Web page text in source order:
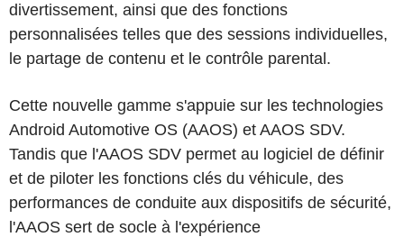
divertissement, ainsi que des fonctions
personnalisées telles que des sessions individuelles,
le partage de contenu et le contrôle parental.
Cette nouvelle gamme s'appuie sur les technologies
Android Automotive OS (AAOS) et AAOS SDV.
Tandis que l'AAOS SDV permet au logiciel de définir
et de piloter les fonctions clés du véhicule, des
performances de conduite aux dispositifs de sécurité,
l'AAOS sert de socle à l'expérience